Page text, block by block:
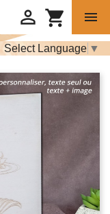
shopping_cart
 
Select Language ▼